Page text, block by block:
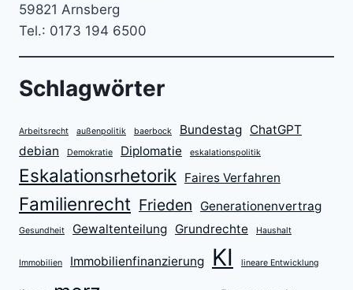
59821 Arnsberg
Tel.: 0173 194 6500
Schlagwörter
Arbeitsrecht außenpolitik baerbock Bundestag ChatGPT
debian
Demokratie Diplomatie eskalationspolitik
Eskalationsrhetorik Faires Verfahren
Familienrecht Frieden Generationenvertrag
Gesundheit Gewaltenteilung Grundrechte Haushalt
Immobilien Immobilienfinanzierung KI lineare Entwicklung